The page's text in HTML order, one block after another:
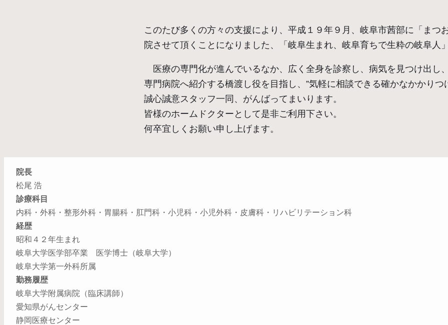
このたび多くの方々の支援により、平成１９年９月、岐阜市茜部に「まつ
院させて頂くことになりました、「岐阜生まれ、岐阜育ちで生粋の岐阜人
医療の専門化が進んでいるなか、広く全身を診察し、病気を見つけ出し
専門病院へ紹介する橋渡し役を目指し、”気軽に相談できる確かなかかりつ
誠心誠意スタッフ一同、がんばってまいります。
皆様のホームドクターとして是非ご利用下さい。
何卒宜しくお願い申し上げます。
院長
松尾 浩
診療科目
内科・外科・整形外科・胃腸科・肛門科・小児科・小児外科・皮膚科・リハビリテーション科
経歴
昭和４２年生まれ
岐阜大学医学部卒業 医学博士（岐阜大学）
岐阜大学第一外科所属
勤務履歴
岐阜大学附属病院（臨床講師）
愛知県がんセンター
静岡医療センター